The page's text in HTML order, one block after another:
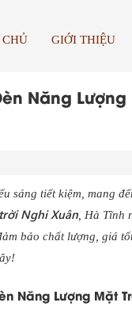
GIỚI THIỆU
Năng Lượng
sáng tiết kiệm, mang
Nghi Xuân , Hà
bảo chất lượng, giá
Năng Lượng Mặt